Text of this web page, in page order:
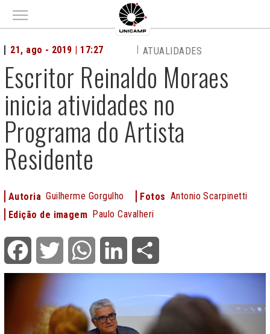
Main menu
Escritor Reinaldo Moraes
inicia atividades no
Programa do Artista
Residente
21, ago - 2019 | 17:27 ATUALIDADES
Autoria Guilherme Gorgulho Fotos Antonio Scarpinetti
Edição de imagem Paulo Cavalheri
Facebook Twitter WhatsApp LinkedIn